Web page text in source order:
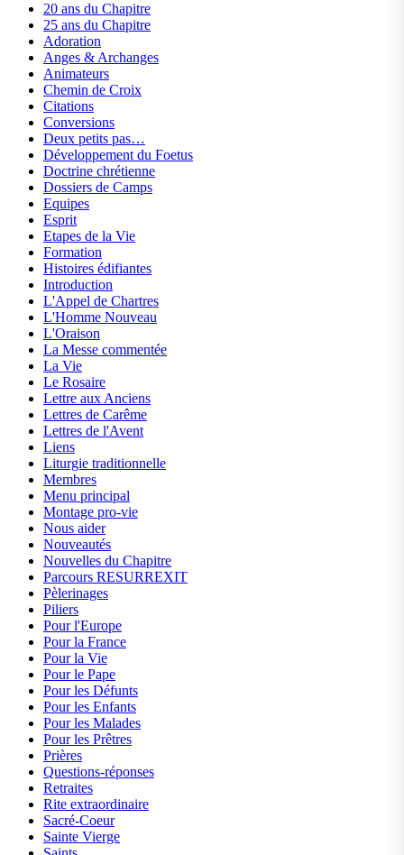
20 ans du Chapitre
25 ans du Chapitre
Adoration
Anges & Archanges
Animateurs
Chemin de Croix
Citations
Conversions
Deux petits pas…
Développement du Foetus
Doctrine chrétienne
Dossiers de Camps
Equipes
Esprit
Etapes de la Vie
Formation
Histoires édifiantes
Introduction
L'Appel de Chartres
L'Homme Nouveau
L'Oraison
La Messe commentée
La Vie
Le Rosaire
Lettre aux Anciens
Lettres de Carême
Lettres de l'Avent
Liens
Liturgie traditionnelle
Membres
Menu principal
Montage pro-vie
Nous aider
Nouveautés
Nouvelles du Chapitre
Parcours RESURREXIT
Pèlerinages
Piliers
Pour l'Europe
Pour la France
Pour la Vie
Pour le Pape
Pour les Défunts
Pour les Enfants
Pour les Malades
Pour les Prêtres
Prières
Questions-réponses
Retraites
Rite extraordinaire
Sacré-Coeur
Sainte Vierge